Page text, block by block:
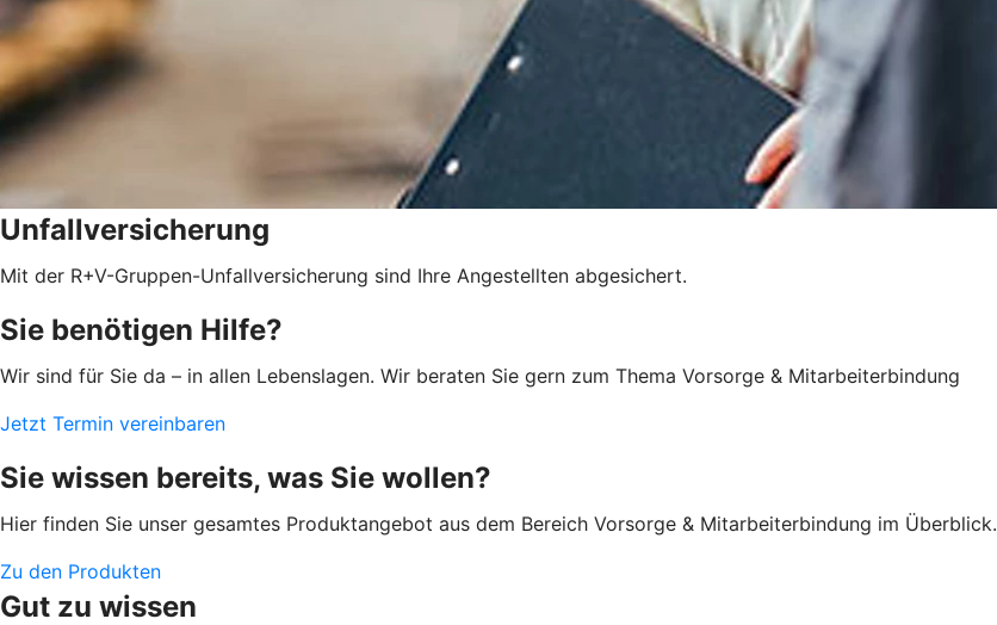
Unfallversicherung
Mit der R+V-Gruppen-Unfallversicherung sind Ihre Angestellten abgesichert.
Sie benötigen Hilfe?
Wir sind für Sie da – in allen Lebenslagen. Wir beraten Sie gern zum Thema Vorsorge & Mitarbeiterbindung
Jetzt Termin vereinbaren
Sie wissen bereits, was Sie wollen?
Hier finden Sie unser gesamtes Produktangebot aus dem Bereich Vorsorge & Mitarbeiterbindung im Überblick.
Zu den Produkten
Gut zu wissen